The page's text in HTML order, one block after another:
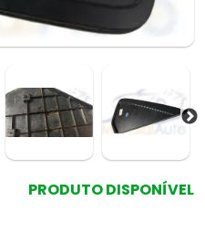
PRODUTO DISPONÍVEL